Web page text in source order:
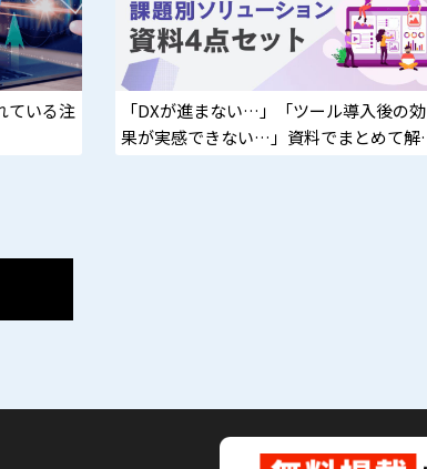
ている注
「DXが進まない…」「ツール導入後の効
果が実感できない…」資料でまとめて解